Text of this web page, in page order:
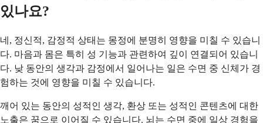
있나요?
네, 정신적, 감정적 상태는 몽정에 분명히 영향을 미칠 수 있습니
다. 마음과 몸은 특히 성 기능과 관련하여 깊이 연결되어 있습니
다. 낮 동안의 생각과 감정에서 일어나는 일은 수면 중 신체가 경
험하는 것에 영향을 미칠 수 있습니다.
깨어 있는 동안의 성적인 생각, 환상 또는 성적인 콘텐츠에 대한
노출은 꿈으로 이어질 수 있습니다. 뇌는 수면 중에 일상 경험을